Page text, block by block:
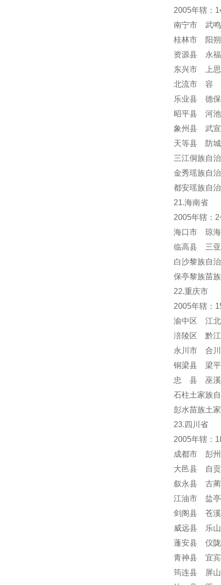
2005年辖：
南宁市 武
桂林市 阳
资源县 永
东兴市 上
北流市 容
乐业县 德
昭平县 河
象州县 武
天等县 防
三江侗族自
金秀瑶族自
都安瑶族自
21.海南省
2005年辖：
海口市 琼
临高县 三
白沙黎族自
保亭黎族苗
22.重庆市
2005年辖
渝中区 江
涪陵区 黔
永川市 合
铜梁县 梁
忠 县 巫溪
石柱土家族
彭水苗族土
23.四川省
2005年辖：
成都市 彭
大邑县 自
叙永县 古
江油市 盐
剑阁县 苍
威远县 乐
蓬安县 仪
青神县 宜
筠连县 屏